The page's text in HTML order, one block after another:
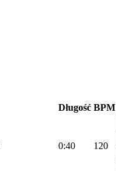
Długość BPM
0:40 120